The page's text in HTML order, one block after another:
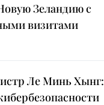
Зеландию с
визитами
Ле Минь Хынг: